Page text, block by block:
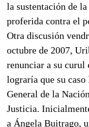
la sustentación de
proferida contra el
Otra discusión
octubre de 2007,
renunciar a su curul
lograría que su
General de la
Justicia.
a Ángela Buitrago,